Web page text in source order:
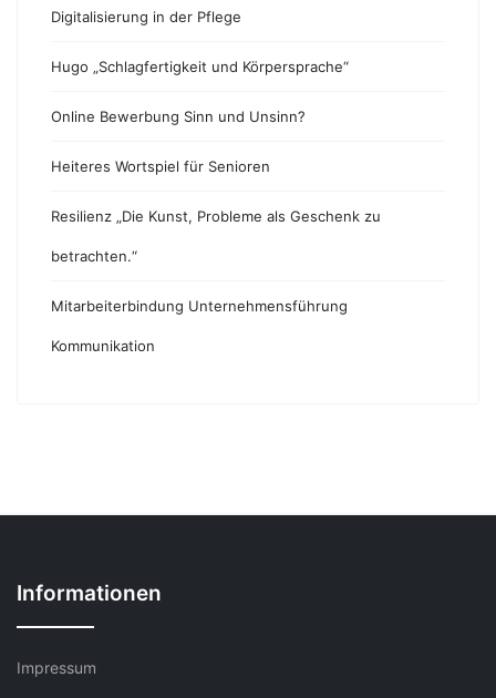
Digitalisierung in der Pflege
Hugo „Schlagfertigkeit und Körpersprache“
Online Bewerbung Sinn und Unsinn?
Heiteres Wortspiel für Senioren
Resilienz „Die Kunst, Probleme als Geschenk zu
betrachten.“
Mitarbeiterbindung Unternehmensführung
Kommunikation
Informationen
Impressum